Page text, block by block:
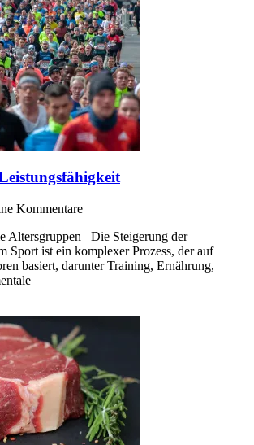
Kommentare
Altersgruppen Die Steigerung der
Sport ist ein komplexer Prozess, der auf
basiert, darunter Training, Ernährung,